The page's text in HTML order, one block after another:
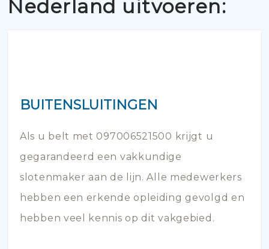
Nederland uitvoeren:
BUITENSLUITINGEN
Als u belt met 097006521500 krijgt u
gegarandeerd een vakkundige
slotenmaker aan de lijn. Alle medewerkers
hebben een erkende opleiding gevolgd en
hebben veel kennis op dit vakgebied.